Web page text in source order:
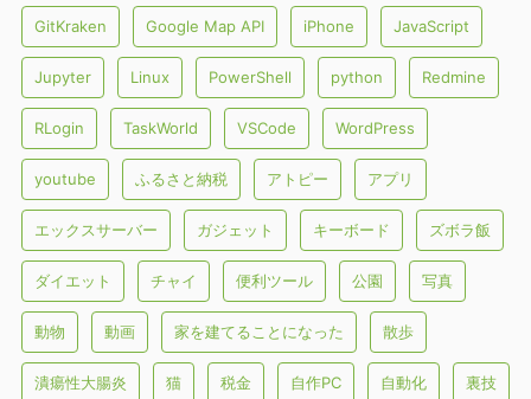
GitKraken Google Map API iPhone JavaScript
Jupyter Linux PowerShell python Redmine
RLogin TaskWorld VSCode WordPress
youtube ふるさと納税 アトピー アプリ
エックスサーバー ガジェット キーボード ズボラ飯
ダイエット チャイ 便利ツール 公園 写真
動物 動画 家を建てることになった 散歩
潰瘍性大腸炎 猫 税金 自作PC 自動化 裏技